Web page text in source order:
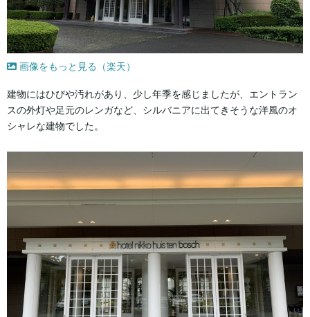
画像をもっと見る（楽天）
建物にはひびや汚れがあり、少し年季を感じましたが、エントラン
スの外灯や足元のレンガなど、シルバニアに出てきそうな洋風のオ
シャレな建物でした。